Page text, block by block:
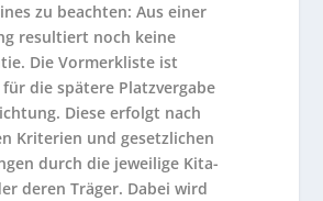
zu beachten: Aus einer
resultiert noch keine
Die Vormerkliste ist
die spätere Platzvergabe
Diese erfolgt nach
Kriterien und gesetzlichen
durch die jeweilige Kita-
deren Träger. Dabei wird